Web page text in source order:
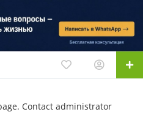
Contact administrator